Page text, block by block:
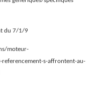
du 7/1/9
moteur-
s-affrontent-au-